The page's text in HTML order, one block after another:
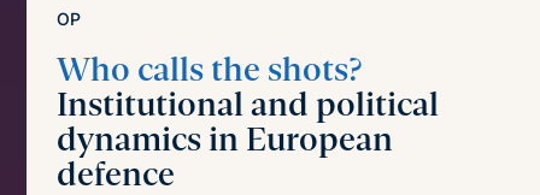
OP
Who calls the shots?
Institutional and political
dynamics in European
defence